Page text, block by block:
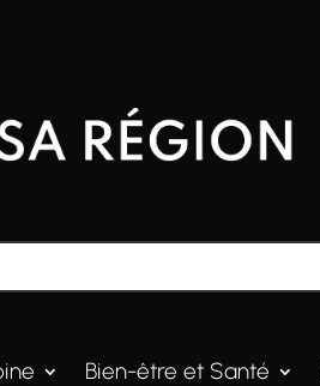
Bien-être et Santé